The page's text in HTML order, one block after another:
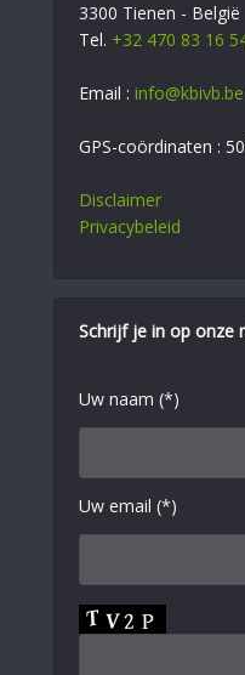
3300 Tienen - België
Tel. +32 470 83 16
Email : info@kbivb.be
GPS-coördinaten :
Disclaimer
Privacybeleid
Schrijf je in op onze
Uw naam (*)
Uw email (*)